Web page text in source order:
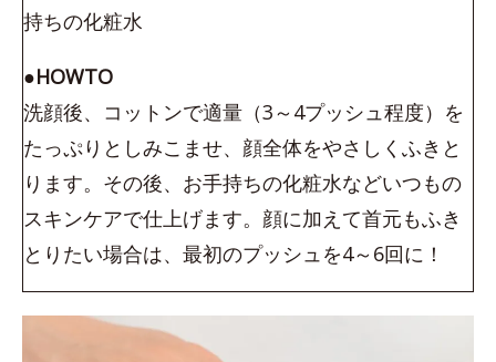
持ちの化粧水
●HOWTO
洗顔後、コットンで適量（3～4プッシュ程度）を
たっぷりとしみこませ、顔全体をやさしくふきと
ります。その後、お手持ちの化粧水などいつもの
スキンケアで仕上げます。顔に加えて首元もふき
とりたい場合は、最初のプッシュを4～6回に！